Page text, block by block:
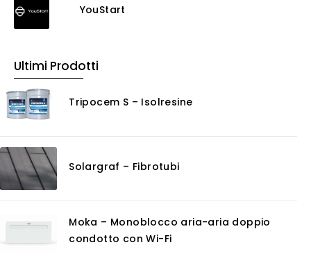
Rasanti per muro
Senza Categoria
Consulenza
GIS
Piattaforme Cloud
YouStart
Ultimi Prodotti
Tripocem S – Isolresine
Solargraf – Fibrotubi
Moka – Monoblocco aria-aria doppio
condotto con Wi-Fi